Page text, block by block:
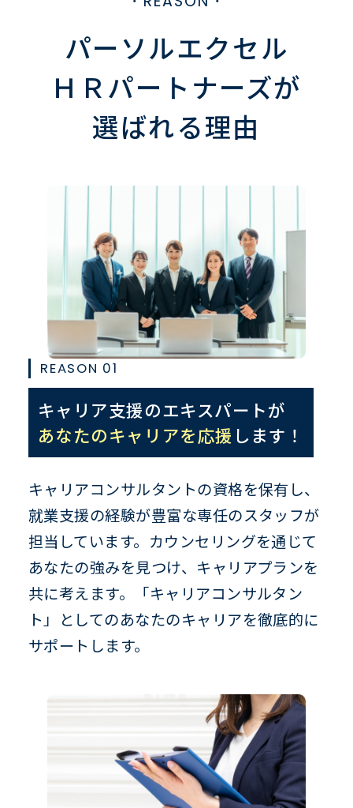
パーソルエクセル
ＨＲパートナーズが
選ばれる理由
REASON 01
キャリア支援のエキスパートが
あなたのキャリアを応援 します！
キャリアコンサルタントの資格を保有し、
就業支援の経験が豊富な専任のスタッフが
担当しています。カウンセリングを通じて
あなたの強みを見つけ、キャリアプランを
共に考えます。「キャリアコンサルタン
ト」としてのあなたのキャリアを徹底的に
サポートします。